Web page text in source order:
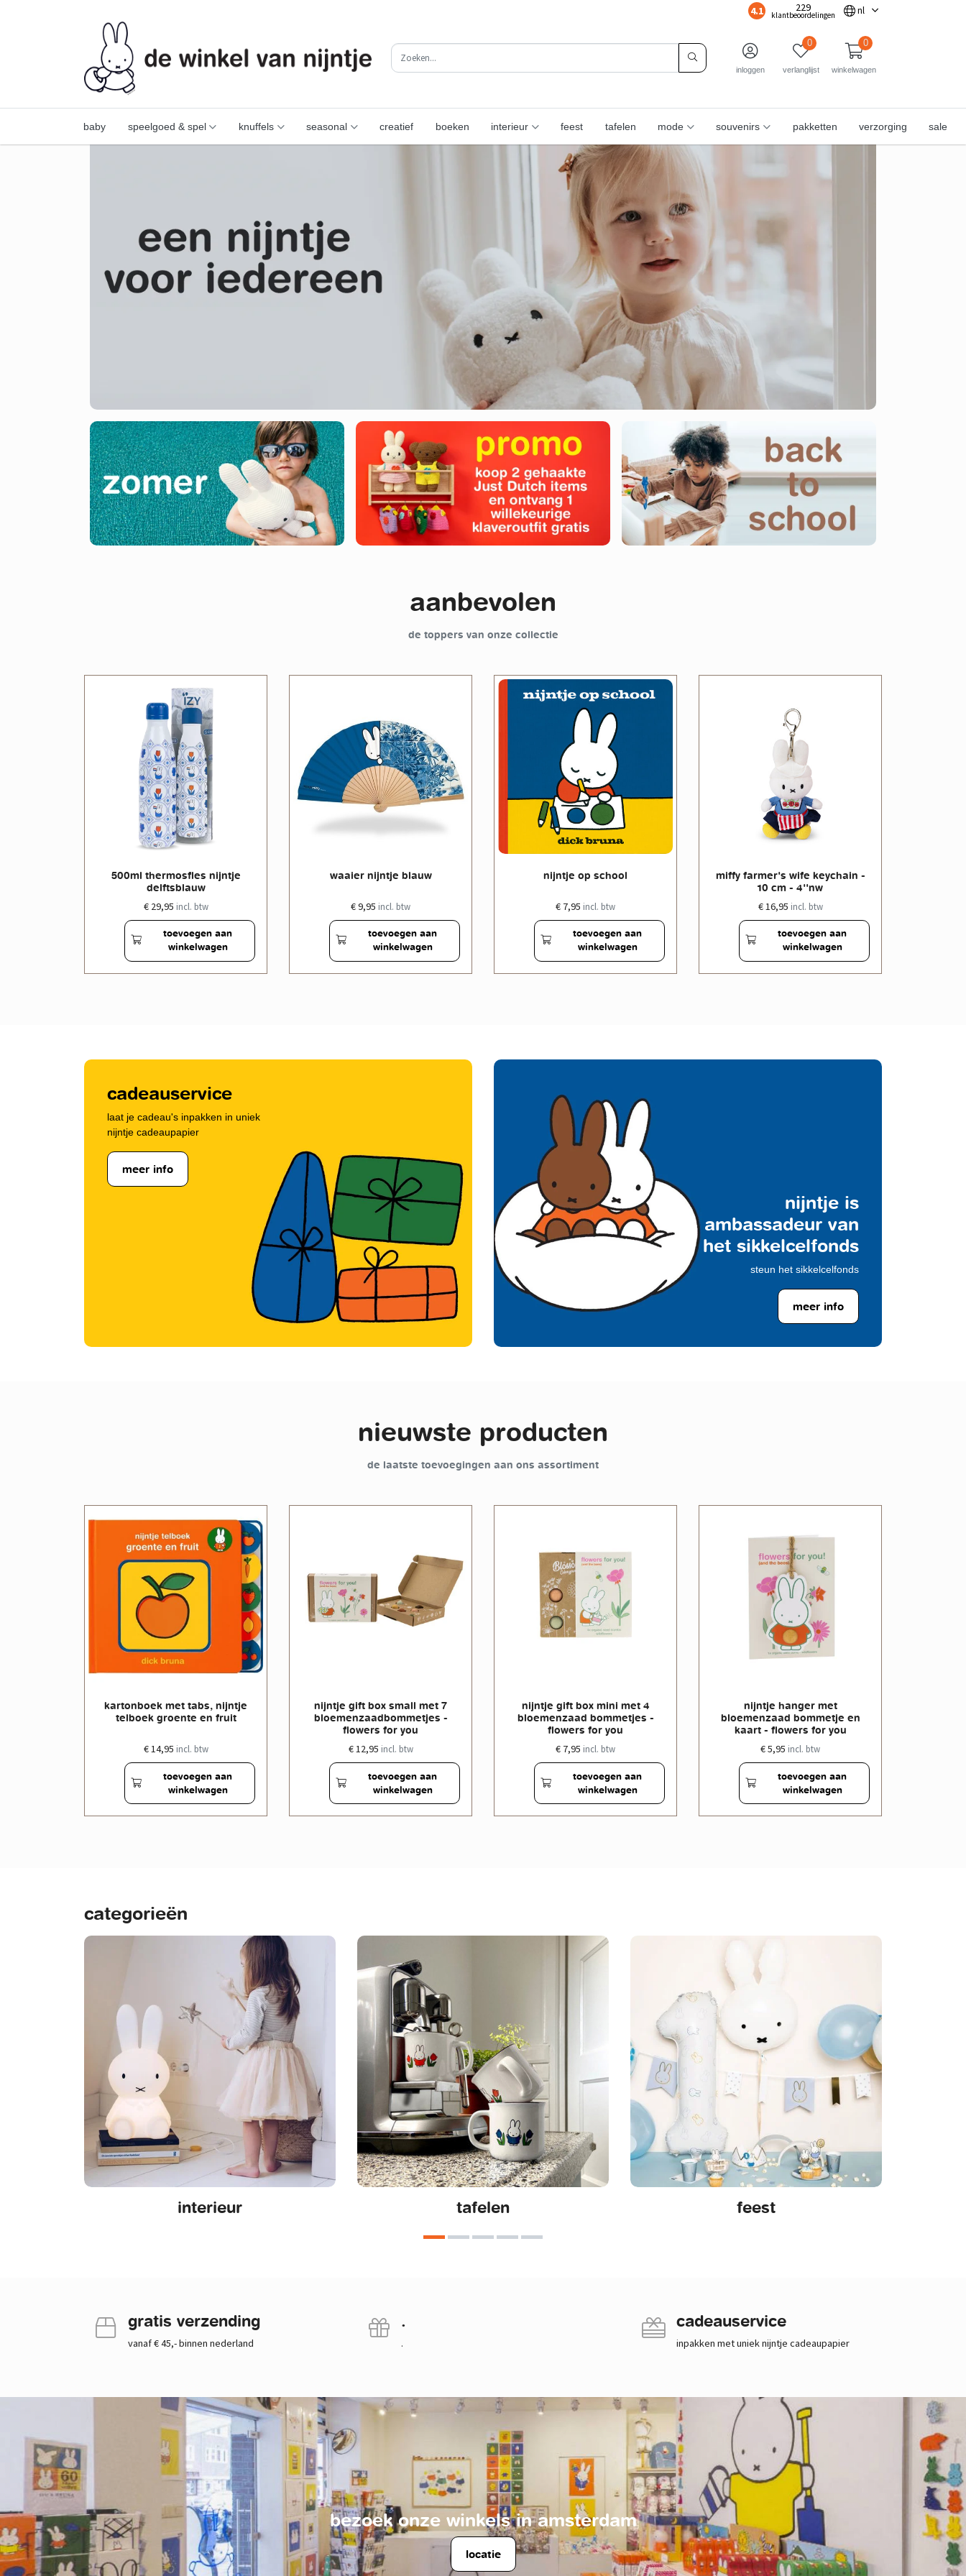
4.1 229
klantbeoordelingen nl
inloggen
0
verlanglijst
0
winkelwagen
baby speelgoed & spel knuffels seasonal creatief boeken interieur feest tafelen mode souvenirs pakketten verzorging sale
aanbevolen
de toppers van onze collectie
500ml thermosfles nijntje
delftsblauw
€ 29,95 incl. btw
toevoegen aan
winkelwagen
waaier nijntje blauw
€ 9,95 incl. btw
toevoegen aan
winkelwagen
nijntje op school
€ 7,95 incl. btw
toevoegen aan
winkelwagen
miffy farmer's wife keychain -
10 cm - 4''nw
€ 16,95 incl. btw
toevoegen aan
winkelwagen
cadeauservice
laat je cadeau's inpakken in uniek
nijntje cadeaupapier
meer info
nijntje is
ambassadeur van
het sikkelcelfonds
steun het sikkelcelfonds
meer info
nieuwste producten
de laatste toevoegingen aan ons assortiment
kartonboek met tabs, nijntje
telboek groente en fruit
€ 14,95 incl. btw
toevoegen aan
winkelwagen
nijntje gift box small met 7
bloemenzaadbommetjes -
flowers for you
€ 12,95 incl. btw
toevoegen aan
winkelwagen
nijntje gift box mini met 4
bloemenzaad bommetjes -
flowers for you
€ 7,95 incl. btw
toevoegen aan
winkelwagen
nijntje hanger met
bloemenzaad bommetje en
kaart - flowers for you
€ 5,95 incl. btw
toevoegen aan
winkelwagen
categorieën
interieur tafelen feest
gratis verzending
vanaf € 45,- binnen nederland
.
.
cadeauservice
inpakken met uniek nijntje cadeaupapier
bezoek onze winkels in amsterdam
locatie